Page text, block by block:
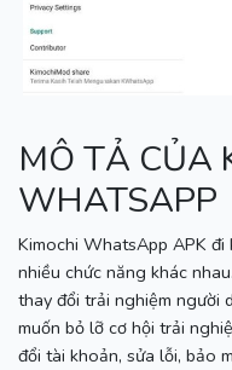
MÔ TẢ CỦA
WHATSAPP
Kimochi WhatsApp APK
nhiều chức năng khác nhau.
thay đổi trải nghiệm người
muốn bỏ lỡ cơ hội trải
đổi tài khoản, sửa lỗi, bảo